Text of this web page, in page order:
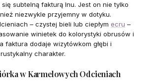
subtelną fakturą lnu. Jest on nie tylko
niezwykle przyjemny w dotyku.
– czystej bieli lub ciepłym ecru –
winietek do kolorystyki obrusów i
faktura dodaje wizytówkom głębi i
charakter.
w Karmelowych Odcieniach